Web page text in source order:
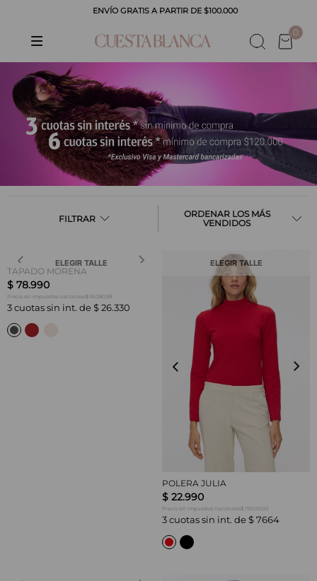
ENVÍO GRATIS A PARTIR DE $100.000
0
FILTRAR
LOS MÁS
VENDIDOS
ELEGIR TALLE
TAPADO MORENA
$ 78.990
Precio sin impuestos nacionales$ 65.280,99
3 cuotas sin int. de $ 26.330
ELEGIR TALLE
POLERA JULIA
$ 22.990
Precio sin impuestos nacionales$ 19.000,00
3 cuotas sin int. de $ 7664